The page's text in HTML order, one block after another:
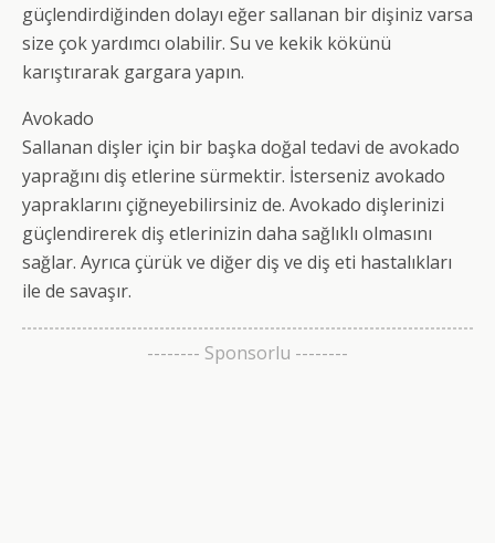
güçlendirdiğinden dolayı eğer sallanan bir dişiniz varsa
size çok yardımcı olabilir. Su ve kekik kökünü
karıştırarak gargara yapın.
Avokado
Sallanan dişler için bir başka doğal tedavi de avokado
yaprağını diş etlerine sürmektir. İsterseniz avokado
yapraklarını çiğneyebilirsiniz de. Avokado dişlerinizi
güçlendirerek diş etlerinizin daha sağlıklı olmasını
sağlar. Ayrıca çürük ve diğer diş ve diş eti hastalıkları
ile de savaşır.
-------- Sponsorlu --------